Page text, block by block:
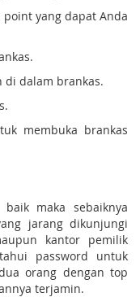
yang dapat Anda
di dalam brankas.
membuka brankas
maka sebaiknya
jarang dikunjungi
kantor pemilik
password untuk
orang dengan top
terjamin.